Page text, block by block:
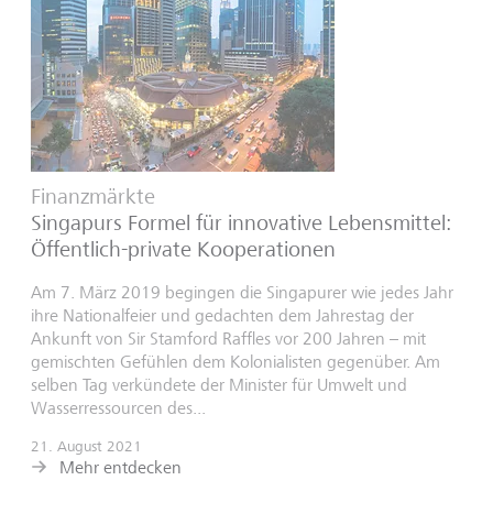
Finanzmärkte
Singapurs Formel für innovative Lebensmittel:
Öffentlich-private Kooperationen
Am 7. März 2019 begingen die Singapurer wie jedes Jahr
ihre Nationalfeier und gedachten dem Jahrestag der
Ankunft von Sir Stamford Raffles vor 200 Jahren – mit
gemischten Gefühlen dem Kolonialisten gegenüber. Am
selben Tag verkündete der Minister für Umwelt und
Wasserressourcen des...
21. August 2021
Mehr entdecken